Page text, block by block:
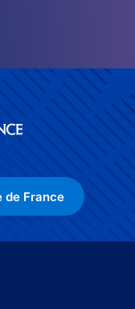
de France